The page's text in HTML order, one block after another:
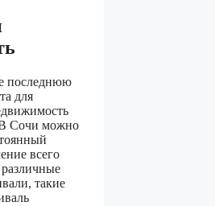
последнюю
для
В Сочи можно
всего
различные
такие